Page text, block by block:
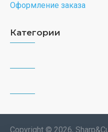
Оформление заказа
Категории
Copyright © 2026,